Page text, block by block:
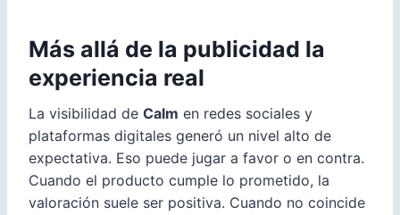
Más allá de la publicidad la
experiencia real
La visibilidad de Calm en redes sociales y
plataformas digitales generó un nivel alto de
expectativa. Eso puede jugar a favor o en contra.
Cuando el producto cumple lo prometido, la
valoración suele ser positiva. Cuando no coincide